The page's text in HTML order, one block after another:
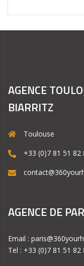
AGENCE
BIARRITZ
Toulouse
+33 (0)7 81 51 82
AGENCE DE
Email :
Tel : +33 (0)7 81 51 82